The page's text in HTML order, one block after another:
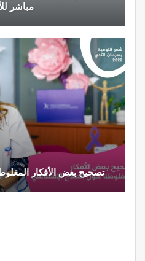
مباشر
تصحيح بعض الأفكار